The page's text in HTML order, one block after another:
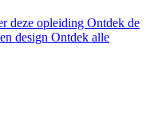
deze opleiding Ontdek de
design Ontdek alle